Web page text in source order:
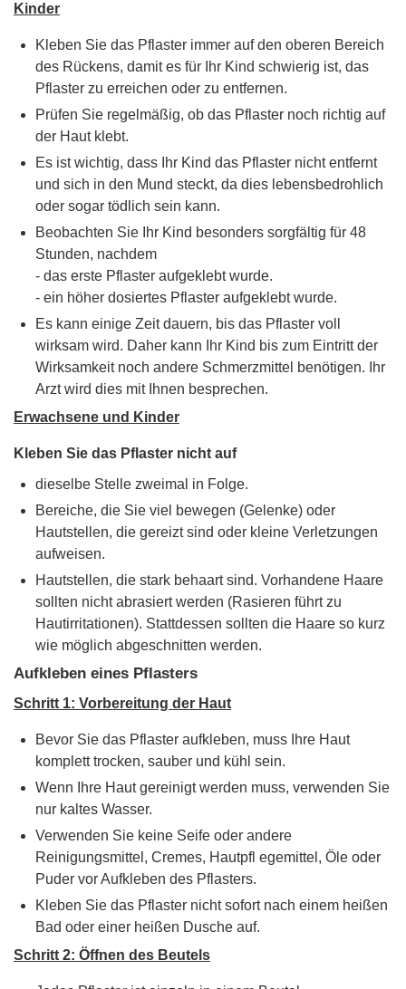
Kinder
Kleben Sie das Pflaster immer auf den oberen Bereich
des Rückens, damit es für Ihr Kind schwierig ist, das
Pflaster zu erreichen oder zu entfernen.
Prüfen Sie regelmäßig, ob das Pflaster noch richtig auf
der Haut klebt.
Es ist wichtig, dass Ihr Kind das Pflaster nicht entfernt
und sich in den Mund steckt, da dies lebensbedrohlich
oder sogar tödlich sein kann.
Beobachten Sie Ihr Kind besonders sorgfältig für 48
Stunden, nachdem
- das erste Pflaster aufgeklebt wurde.
- ein höher dosiertes Pflaster aufgeklebt wurde.
Es kann einige Zeit dauern, bis das Pflaster voll
wirksam wird. Daher kann Ihr Kind bis zum Eintritt der
Wirksamkeit noch andere Schmerzmittel benötigen. Ihr
Arzt wird dies mit Ihnen besprechen.
Erwachsene und Kinder
Kleben Sie das Pflaster nicht auf
dieselbe Stelle zweimal in Folge.
Bereiche, die Sie viel bewegen (Gelenke) oder
Hautstellen, die gereizt sind oder kleine Verletzungen
aufweisen.
Hautstellen, die stark behaart sind. Vorhandene Haare
sollten nicht abrasiert werden (Rasieren führt zu
Hautirritationen). Stattdessen sollten die Haare so kurz
wie möglich abgeschnitten werden.
Aufkleben eines Pflasters
Schritt 1: Vorbereitung der Haut
Bevor Sie das Pflaster aufkleben, muss Ihre Haut
komplett trocken, sauber und kühl sein.
Wenn Ihre Haut gereinigt werden muss, verwenden Sie
nur kaltes Wasser.
Verwenden Sie keine Seife oder andere
Reinigungsmittel, Cremes, Hautpfl egemittel, Öle oder
Puder vor Aufkleben des Pflasters.
Kleben Sie das Pflaster nicht sofort nach einem heißen
Bad oder einer heißen Dusche auf.
Schritt 2: Öffnen des Beutels